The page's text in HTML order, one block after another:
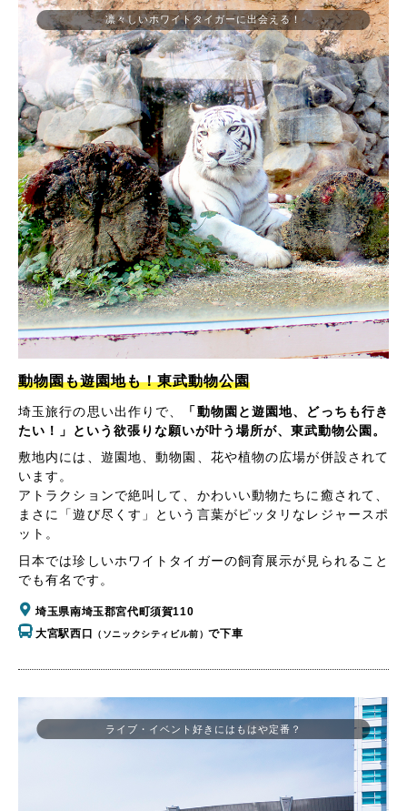
凛々しいホワイトタイガーに出会える！
動物園も遊園地も！東武動物公園
埼玉旅行の思い出作りで、
「動物園と遊園地、どっちも行き
たい！」という欲張りな願いが叶う場所が、東武動物公園。
敷地内には、遊園地、動物園、花や植物の広場が併設されて
います。
アトラクションで絶叫して、かわいい動物たちに癒されて、
まさに「遊び尽くす」という言葉がピッタリなレジャースポ
ット。
日本では珍しいホワイトタイガーの飼育展示が見られること
でも有名です。
埼玉県南埼玉郡宮代町須賀110
大宮駅西口
（ソニックシティビル前）で下車
ライブ・イベント好きにはもはや定番？